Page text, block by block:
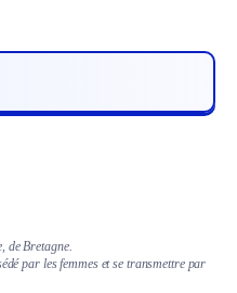
de Bretagne.
par les femmes et se transmettre par